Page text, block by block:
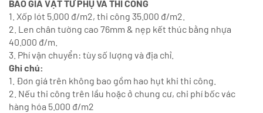
BÁO GIÁ VẬT TƯ PHỤ VÀ THI CÔNG
1. Xốp lót 5.000 đ/m2, thi công 35.000 đ/m2.
2. Len chân tường cao 76mm & nẹp kết thúc bằng nhựa
40.000 đ/m.
3. Phí vận chuyển: tùy số lượng và địa chỉ.
Ghi chú:
1. Đơn giá trên không bao gồm hao hụt khi thi công.
2. Nếu thi công trên lầu hoặc ở chung cư, chi phí bốc vác
hàng hóa 5.000 đ/m2